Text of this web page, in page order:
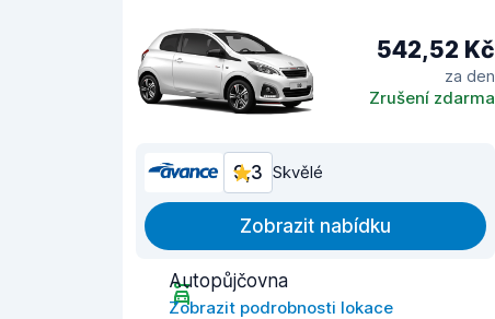
542,52 Kč
za den
Zrušení zdarma
9,3 Skvělé
Zobrazit nabídku
Autopůjčovna
Zobrazit podrobnosti lokace